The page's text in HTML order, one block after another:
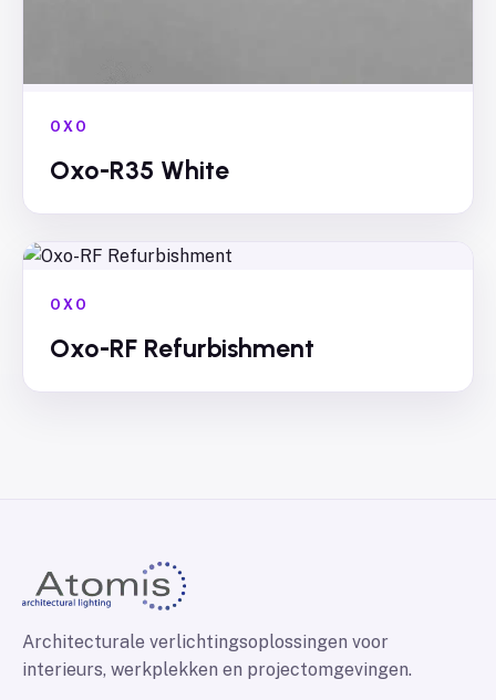
OXO
Oxo-R35 White
OXO
Oxo-RF Refurbishment
Architecturale verlichtingsoplossingen voor
interieurs, werkplekken en projectomgevingen.